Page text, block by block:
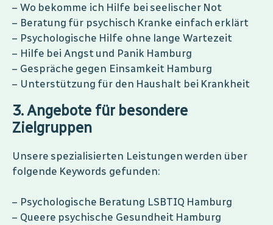
Wo bekomme ich Hilfe bei seelischer Not
Beratung für psychisch Kranke einfach erklärt
Psychologische Hilfe ohne lange Wartezeit
Hilfe bei Angst und Panik Hamburg
Gespräche gegen Einsamkeit Hamburg
Unterstützung für den Haushalt bei Krankheit
3. Angebote für besondere
Zielgruppen
Unsere spezialisierten Leistungen werden über
folgende Keywords gefunden:
Psychologische Beratung LSBTIQ Hamburg
Queere psychische Gesundheit Hamburg